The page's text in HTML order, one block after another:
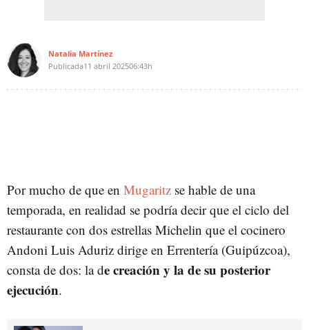
Natalia Martínez
Publicada11 abril 202506:43h
Por mucho de que en Mugaritz se hable de una
temporada, en realidad se podría decir que el ciclo del
restaurante con dos estrellas Michelin que el cocinero
Andoni Luis Aduriz dirige en Errentería (Guipúzcoa),
consta de dos: la de creación y la de su posterior
ejecución.